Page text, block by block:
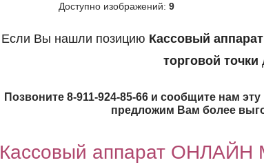
Доступно изображений: 9
Если Вы нашли позицию Кассовый
торговой точки
Позвоните 8-911-924-85-66 и сообщите нам
предложим Вам более
Кассовый аппарат ОНЛАЙН